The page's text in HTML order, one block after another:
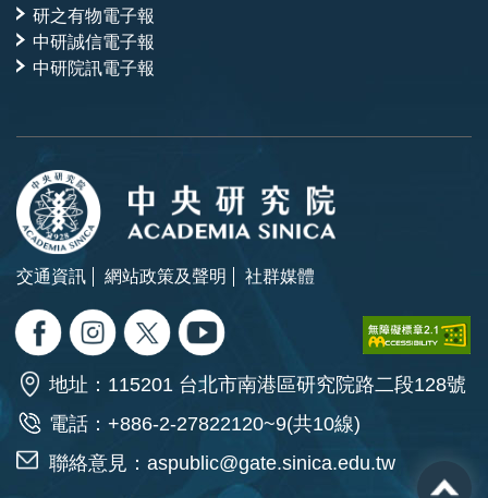
研之有物電子報
中研誠信電子報
中研院訊電子報
交通資訊 網站政策及聲明 社群媒體
地址：115201 台北市南港區研究院路二段128號
電話：+886-2-27822120~9(共10線)
聯絡意見： aspublic@gate.sinica.edu.tw